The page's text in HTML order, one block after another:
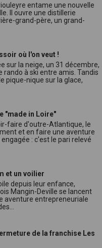
entame une nouvelle
Il ouvre une distillerie
grand-père, un grand-
où l'on veut !
sur la neige, un 31 décembre,
rando à ski entre amis. Tandis
pique-nique sur la glace,
"made in Loire"
faire d'outre-Atlantique, le
et en faire une aventure
: c'est le pari relevé
et un voilier
depuis leur enfance,
Mangin-Deville se lancent
aventure entrepreneuriale
de la franchise Les